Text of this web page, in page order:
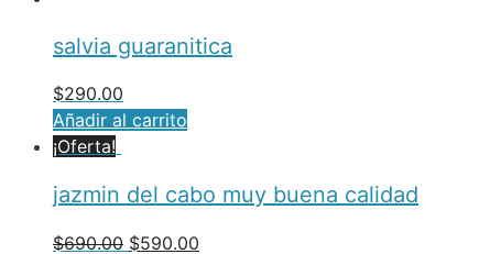
salvia guaranitica
$290.00
Añadir al carrito
¡Oferta!
jazmin del cabo muy buena calidad
$690.00 $590.00